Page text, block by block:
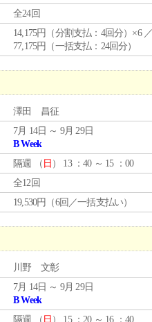
全24回
14,175円（分割支払：4回分）×6
77,175円（一括支払：24回分）
澤田 昌征
7月 14日 ～ 9月 29日
B Week
隔週 （ 日 ） 13 ：40 ～ 15 ：00
全12回
19,530円（6回／一括支払い）
川野 文彰
7月 14日 ～ 9月 29日
B Week
隔週 （ 日 ） 15 ：20 ～ 16 ：40